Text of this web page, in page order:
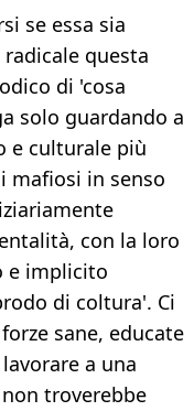
se essa sia
questa
di 'cosa
solo guardando a
e culturale più
mafiosi in senso
con la loro
e implicito
di coltura'. Ci
sane, educate
a una
troverebbe